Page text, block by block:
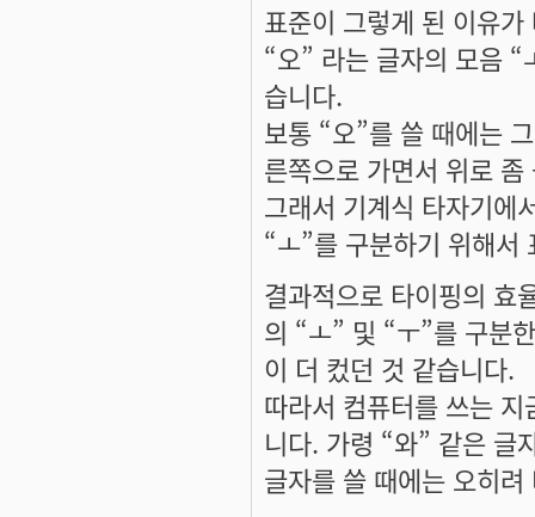
표준이 그렇게 된 이유
“오” 라는 글자의 모음
습니다.
보통 “오”를 쓸 때에는
른쪽으로 가면서 위로
그래서 기계식 타자기에
“ㅗ”를 구분하기 위해서
결과적으로 타이핑의 효
의 “ㅗ” 및 “ㅜ”를 구분
이 더 컸던 것 같습니다.
따라서 컴퓨터를 쓰는
니다. 가령 “와” 같은
글자를 쓸 때에는 오히